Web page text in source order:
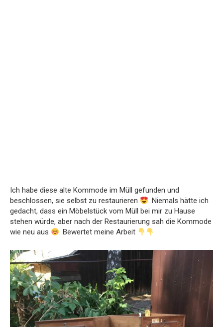
Ich habe diese alte Kommode im Müll gefunden und
beschlossen, sie selbst zu restaurieren
. Niemals hätte ich
gedacht, dass ein Möbelstück vom Müll bei mir zu Hause
stehen würde, aber nach der Restaurierung sah die Kommode
wie neu aus
. Bewertet meine Arbeit